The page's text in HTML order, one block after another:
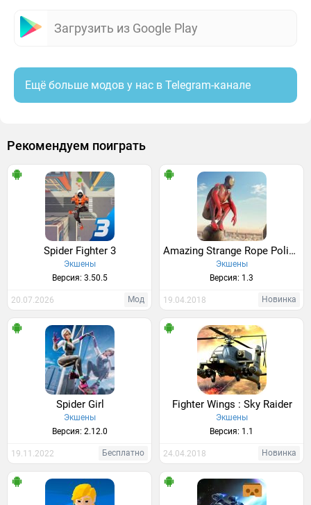
Загрузить из Google Play
Ещё больше модов у нас в Telegram-канале
Рекомендуем поиграть
Spider Fighter 3
Экшены
Версия: 3.50.5
20.07.2026 Мод
Amazing Strange Rope Police - Vice Spider Vegas
Экшены
Версия: 1.3
19.04.2018 Новинка
Spider Girl
Экшены
Версия: 2.12.0
19.11.2022 Бесплатно
Fighter Wings : Sky Raider
Экшены
Версия: 1.1
24.04.2018 Новинка